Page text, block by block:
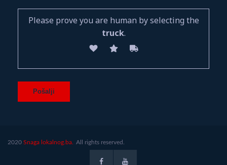
Please prove you are human by selecting the
truck.
2020 Snaga lokalnog.ba. All rights reserved.